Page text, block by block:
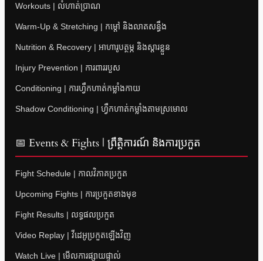
Workouts | លំហាត់ប្រាណ
Warm-Up & Stretching | កម្តៅ និងលាតសន្ធឹង
Nutrition & Recovery | អាហារូបត្ថម្ភ និងស្តារខ្លួន
Injury Prevention | ការពាររបួស
Conditioning | ការហ្វឹកហាត់កម្លាំងកាយ
Shadow Conditioning | ហ្វឹកហាត់កម្លាំងតាមស្រមោល
📅 Events & Fights | ព្រឹត្តិការណ៍ និងការប្រកួត
Fight Schedule | កាលវិភាគប្រកួត
Upcoming Fights | ការប្រកួតខាងមុខ
Fight Results | លទ្ធផលប្រកួត
Video Replay | វីដេអូប្រកួតឡើងវិញ
Watch Live | មើលការផ្សាយផ្ទាល់